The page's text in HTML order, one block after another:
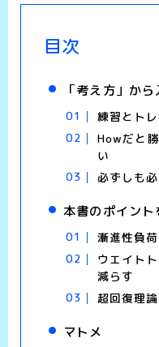
目次
「考え方」か
練習とト
Howだと
い
必ずしも
本書のポイント
漸進性負
ウエイト
減らす
超回復理
マトメ